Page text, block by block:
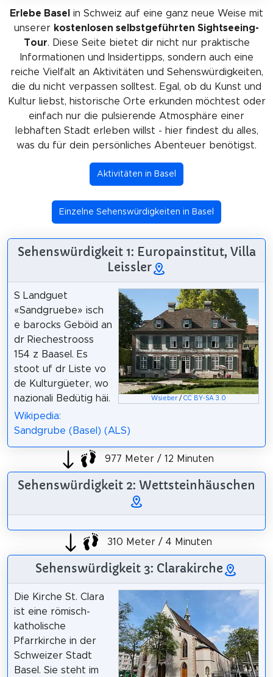
Erlebe Basel
in Schweiz auf eine ganz neue Weise mit
unserer kostenlosen selbstgeführten Sightseeing-
Tour. Diese Seite bietet dir nicht nur praktische
Informationen und Insidertipps, sondern auch eine
reiche Vielfalt an Aktivitäten und Sehenswürdigkeiten,
die du nicht verpassen solltest. Egal, ob du Kunst und
Kultur liebst, historische Orte erkunden möchtest oder
einfach nur die pulsierende Atmosphäre einer
lebhaften Stadt erleben willst - hier findest du alles,
was du für dein persönliches Abenteuer benötigst.
Aktivitäten in Basel
Einzelne Sehenswürdigkeiten in Basel
Sehenswürdigkeit 1: Europainstitut, Villa
Leissler
Wsieber /CC BY-SA 3.0
S Landguet
«Sandgruebe» isch
e barocks Geböid an
dr Riechestrooss
154 z Baasel. Es
stoot uf dr Liste vo
de Kulturgüeter, wo
nazionali Bedütig häi.
Wikipedia:
Sandgrube (Basel) (ALS)
977 Meter / 12 Minuten
Sehenswürdigkeit 2: Wettsteinhäuschen
310 Meter / 4 Minuten
Sehenswürdigkeit 3: Clarakirche
Die Kirche St. Clara
ist eine römisch-
katholische
Pfarrkirche in der
Schweizer Stadt
Basel. Sie steht im